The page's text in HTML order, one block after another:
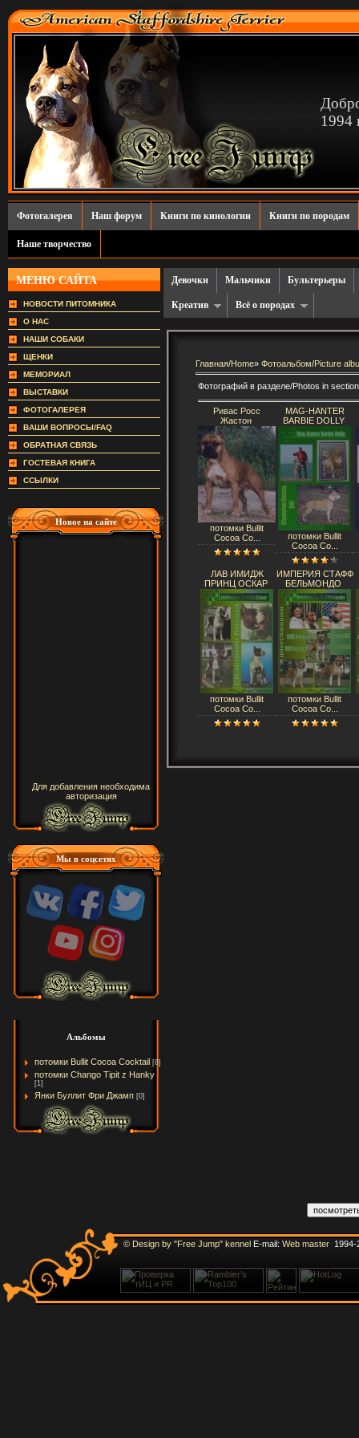
1994
Фотогалерея Наш форум Книги по кинологии Книги по породам
Наше творчество
МЕНЮ САЙТА
НОВОСТИ ПИТОМНИКА
О НАС
НАШИ СОБАКИ
ЩЕНКИ
МЕМОРИАЛ
ВЫСТАВКИ
ФОТОГАЛЕРЕЯ
ВАШИ ВОПРОСЫ/FAQ
ОБРАТНАЯ СВЯЗЬ
ГОСТЕВАЯ КНИГА
ССЫЛКИ
Новое на сайте
Для добавления необходима
авторизация
Мы в соцсетях
Альбомы
потомки Bullit Cocoa Cocktail [8]
потомки Chango Tipit z Hanky
[1]
Янки Буллит Фри Джамп [0]
Девочки Мальчики Бультерьеры
Креатив Всё о породах
Главная/Home» Фотоальбом/Picture
Фотографий в разделе/Photos in
Ривас Росс
Жастон
потомки Bullit
Cocoa Co...
MAG-HANTER
BARBIE DOLLY
потомки Bullit
Cocoa Co...
ЛАВ ИМИДЖ
ПРИНЦ ОСКАР
потомки Bullit
Cocoa Co...
ИМПЕРИЯ СТАФФ
БЕЛЬМОНДО
потомки Bullit
Cocoa Co...
© Design by "Free Jump" kennelE-mail: Web master